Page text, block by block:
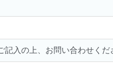
記入の上、お問い合わせくだ